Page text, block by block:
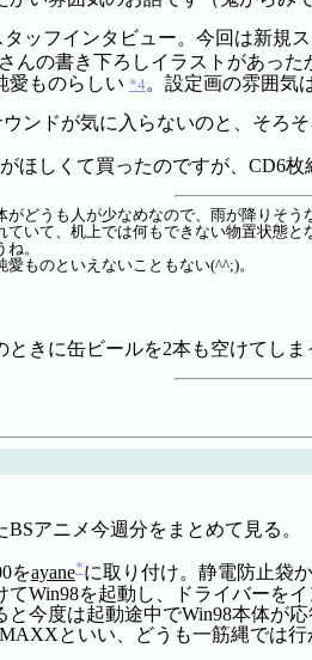
ッフインタビュー。今回は新規
さんの書き下ろしイラストがあっ
愛ものらしい *4。設定画の雰囲気
ンドが気に入らないのと、そろ
ほしくて買ったのですが、CD6枚
どうも人が少なめなので、雨が降りそう
いて、机上では何もできない物置状態と
。
ものといえないこともない(^^;)。
きに缶ビールを2本も空けてし
アニメ今週分をまとめて見る。
をayane*に取り付け。静電防止袋
Win98を起動し、ドライバーを
今度は起動途中でWin98本体が
といい、どうも一筋縄では